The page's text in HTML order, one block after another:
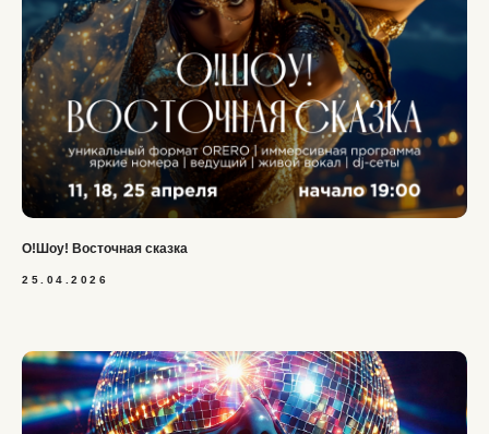
О!Шоу! Восточная сказка
25.04.2026